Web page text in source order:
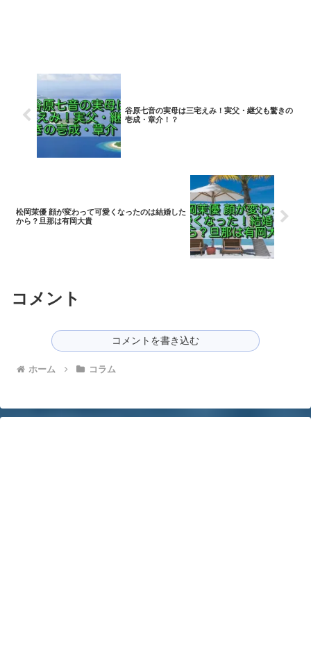
谷原七音の実母は三宅えみ！実父・継父も驚きの
壱成・章介！？
松岡茉優 顔が変わって可愛くなったのは結婚した
から？旦那は有岡大貴
コメント
コメントを書き込む
ホーム コラム